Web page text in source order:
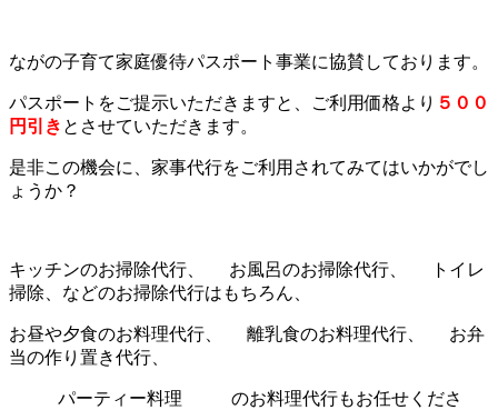
ながの子育て家庭優待パスポート事業に協賛しております。
パスポートをご提示いただきますと、ご利用価格より ５００
円引き とさせていただきます。
是非この機会に、家事代行をご利用されてみてはいかがでし
ょうか？
キッチンのお掃除代行、 お風呂のお掃除代行、
トイレ
掃除、などのお掃除代行はもちろん、
お昼や夕食のお料理代行、 離乳食のお料理代行、
お弁
当の作り置き代行、
パーティー料理
のお料理代行もお任せくださ